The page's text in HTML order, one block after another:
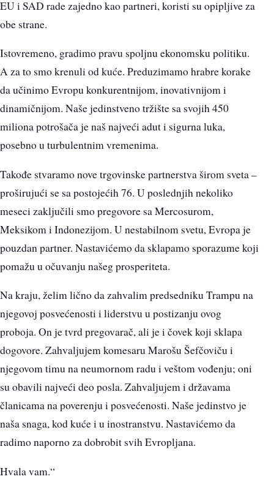
EU i SAD rade zajedno kao partneri, koristi su opipljive za
obe strane.
Istovremeno, gradimo pravu spoljnu ekonomsku politiku.
A za to smo krenuli od kuće. Preduzimamo hrabre korake
da učinimo Evropu konkurentnijom, inovativnijom i
dinamičnijom. Naše jedinstveno tržište sa svojih 450
miliona potrošača je naš najveći adut i sigurna luka,
posebno u turbulentnim vremenima.
Takođe stvaramo nove trgovinske partnerstva širom sveta –
proširujući se sa postojećih 76. U poslednjih nekoliko
meseci zaključili smo pregovore sa Mercosurom,
Meksikom i Indonezijom. U nestabilnom svetu, Evropa je
pouzdan partner. Nastavićemo da sklapamo sporazume koji
pomažu u očuvanju našeg prosperiteta.
Na kraju, želim lično da zahvalim predsedniku Trampu na
njegovoj posvećenosti i liderstvu u postizanju ovog
proboja. On je tvrd pregovarač, ali je i čovek koji sklapa
dogovore. Zahvaljujem komesaru Marošu Šefčoviču i
njegovom timu na neumornom radu i veštom vođenju; oni
su obavili najveći deo posla. Zahvaljujem i državama
članicama na poverenju i posvećenosti. Naše jedinstvo je
naša snaga, kod kuće i u inostranstvu. Nastavićemo da
radimo naporno za dobrobit svih Evropljana.
Hvala vam.“